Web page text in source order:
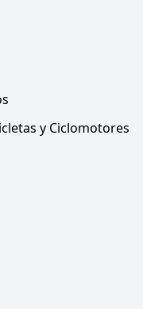
y Ciclomotores